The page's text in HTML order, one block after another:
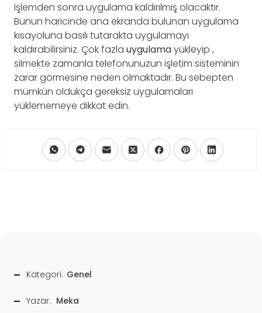
İşlemden sonra uygulama kaldırılmış olacaktır.
Bunun haricinde ana ekranda bulunan uygulama
kısayoluna basılı tutarakta uygulamayı
kaldırabilirsiniz. Çok fazla uygulamayükleyip ,
silmekte zamanla telefonunuzun işletim sisteminin
zarar görmesine neden olmaktadır. Bu sebepten
mümkün oldukça gereksiz uygulamaları
yüklememeye dikkat edin.
Kategori: Genel
Yazar: Meka